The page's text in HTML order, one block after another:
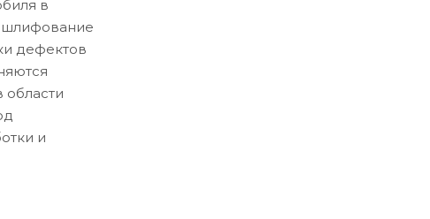
в
шлифование
дефектов
области
и